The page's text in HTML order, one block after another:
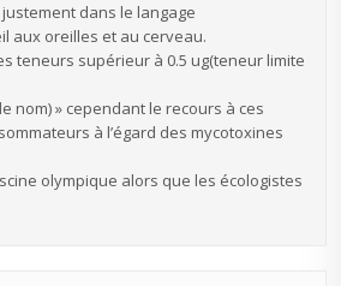
dans le langage
aux oreilles et au cerveau.
teneurs supérieur à 0.5 ug(teneur limite
nom) » cependant le recours à ces
à l’égard des mycotoxines
olympique alors que les écologistes